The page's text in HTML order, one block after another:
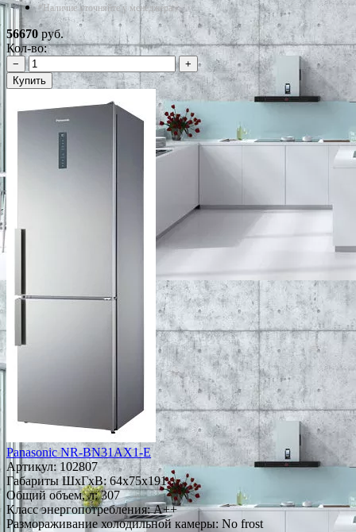
*Наличие уточняйте у менеджера
56670руб.
Кол-во:
−
+
Купить
Panasonic NR-BN31AX1-E
Артикул:102807
Габариты ШxГxВ: 64x75x191
Общий объем, л: 307
Класс энергопотребления: A++
Размораживание холодильной камеры: No frost